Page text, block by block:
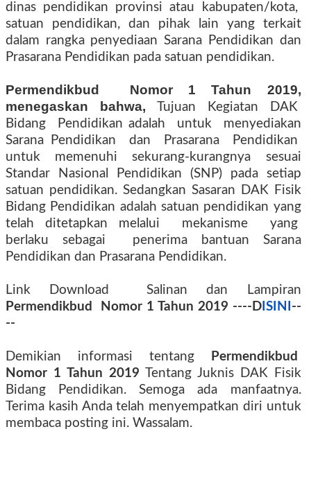
dinas pendidikan provinsi atau
kabupaten/kota,
satuan pendidikan, dan pihak lain yang terkait
dalam rangka penyediaan Sarana Pendidikan dan
Prasarana Pendidikan pada satuan pendidikan.
Permendikbud
Nomor 1 Tahun 2019,
menegaskan bahwa, Tujuan
Kegiatan DAK
Bidang Pendidikan adalah untuk menyediakan
Sarana Pendidikan dan Prasarana Pendidikan
untuk memenuhi sekurang-kurangnya sesuai
Standar Nasional Pendidikan (SNP) pada setiap
satuan pendidikan. Sedangkan Sasaran DAK Fisik
Bidang Pendidikan adalah satuan pendidikan yang
telah ditetapkan melalui
mekanisme
yang
berlaku sebagai
penerima bantuan Sarana
Pendidikan dan Prasarana Pendidikan.
Link Download
Salinan dan Lampiran
Permendikbud
Nomor 1 Tahun 2019 ----DISINI --
--
Demikian informasi tentang
Permendikbud
Nomor 1 Tahun 2019 Tentang Juknis DAK Fisik
Bidang Pendidikan. Semoga ada manfaatnya.
Terima kasih Anda telah menyempatkan diri untuk
membaca posting ini. Wassalam.